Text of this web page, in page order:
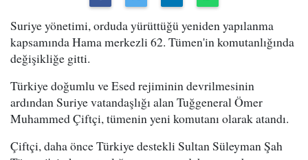
Suriye yönetimi, orduda yürüttüğü yeniden yapılanma
kapsamında Hama merkezli 62. Tümen'in komutanlığında
değişikliğe gitti.
Türkiye doğumlu ve Esed rejiminin devrilmesinin
ardından Suriye vatandaşlığı alan Tuğgeneral Ömer
Muhammed Çiftçi, tümenin yeni komutanı olarak atandı.
Çiftçi, daha önce Türkiye destekli Sultan Süleyman Şah